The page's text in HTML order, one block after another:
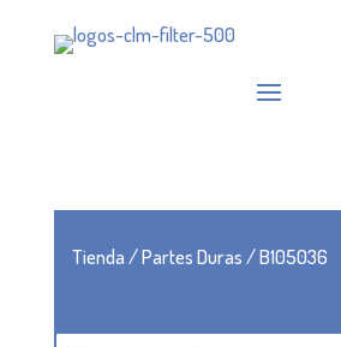
Tienda/Partes Duras/ B105036